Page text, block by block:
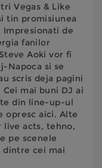
Vegas & Like
tin promisiunea
Impresionati de
fanilor
Aoki vor fi
Napoca si se
scris deja pagini
mai buni DJ ai
din line-up-ul
opresc aici. Alte
acts, tehno,
pe scenele
dintre cei mai